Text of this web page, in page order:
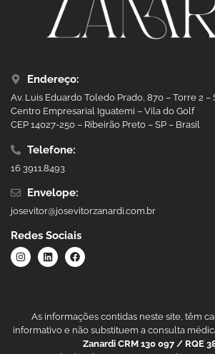
Endereço:
Av. Luis Eduardo Toledo Prado, 870 – Torre 2 –
Centro Empresarial Iguatemi – Vila do Golf
CEP 14027-250 – Ribeirão Preto – SP – Brasil
Telefone:
16 3911.8493
Envelope:
josevitor@josevitorzanardi.com.br
Redes Sociais
As informações contidas neste site, têm
informativo e não substituem a consulta
Zanardi CRM 130 097 / RQE